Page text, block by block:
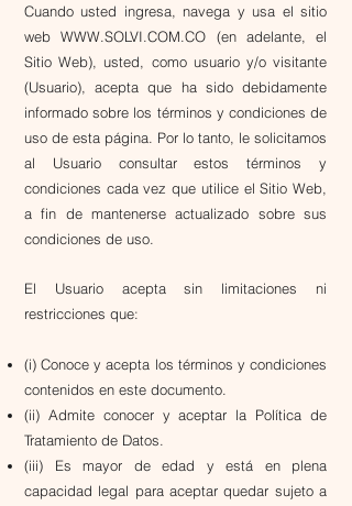
Cuando usted ingresa, navega y usa el sitio
web WWW.SOLVI.COM.CO (en adelante, el
Sitio Web), usted, como usuario y/o visitante
(Usuario), acepta que ha sido debidamente
informado sobre los términos y condiciones de
uso de esta página. Por lo tanto, le solicitamos
al Usuario consultar estos términos y
condiciones cada vez que utilice el Sitio Web,
a fin de mantenerse actualizado sobre sus
condiciones de uso.
El Usuario acepta sin limitaciones ni
restricciones que:
(i) Conoce y acepta los términos y condiciones
contenidos en este documento.
(ii) Admite conocer y aceptar la Política de
Tratamiento de Datos.
(iii) Es mayor de edad y está en plena
capacidad legal para aceptar quedar sujeto a